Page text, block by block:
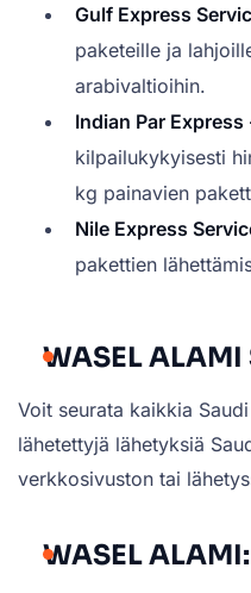
Gulf Express
paketeille ja
arabivaltioihin.
Indian Par Express
kilpailukykyisesti
kg painavien
Nile Express
pakettien
WASEL
Voit seurata kaikkia
lähetettyjä lähetyksiä
verkkosivuston tai
WASEL